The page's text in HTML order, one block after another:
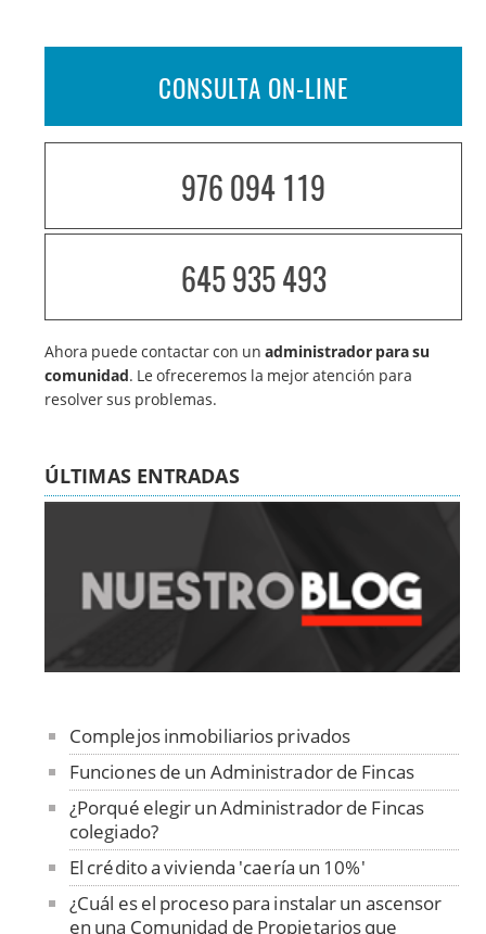
CONSULTA ON-LINE
976 094 119
645 935 493
Ahora puede contactar con unadministrador para su
comunidad. Le ofreceremos la mejor atención para
resolver sus problemas.
ÚLTIMAS ENTRADAS
Complejos inmobiliarios privados
Funciones de un Administrador de Fincas
¿Porqué elegir un Administrador de Fincas
colegiado?
El crédito a vivienda 'caería un 10%'
¿Cuál es el proceso para instalar un ascensor
en una Comunidad de Propietarios que